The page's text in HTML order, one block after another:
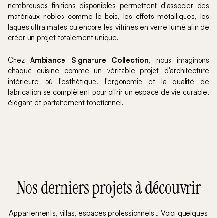
nombreuses finitions disponibles permettent d'associer des
matériaux nobles comme le bois, les effets métalliques, les
laques ultra mates ou encore les vitrines en verre fumé afin de
créer un projet totalement unique.
ChezAmbiance Signature Collection, nous imaginons
chaque cuisine comme un véritable projet d'architecture
intérieure où l'esthétique, l'ergonomie et la qualité de
fabrication se complètent pour offrir un espace de vie durable,
élégant et parfaitement fonctionnel.
Nos derniers projets à découvrir
Appartements, villas, espaces professionnels… Voici quelques